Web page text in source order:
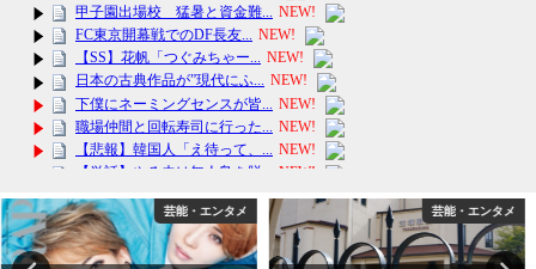
芸能・エンタメ アフィリエイト